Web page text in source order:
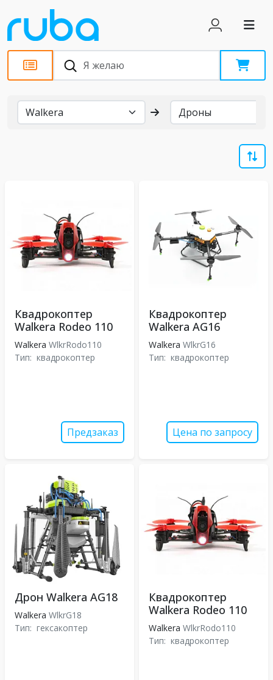
Бренды
Квадрокоптер
Walkera Rodeo 110
Walkera WlkrRodo110
Тип: квадрокоптер
Предзаказ
Квадрокоптер
Walkera AG16
Walkera WlkrG16
Тип: квадрокоптер
Цена по запросу
Дрон Walkera AG18
Walkera WlkrG18
Тип: гексакоптер
Квадрокоптер
Walkera Rodeo 110
Walkera WlkrRodo110
Тип: квадрокоптер